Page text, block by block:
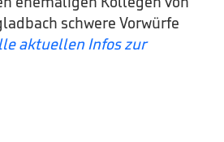
schwere Vorwürfe
aktuellen Infos zur